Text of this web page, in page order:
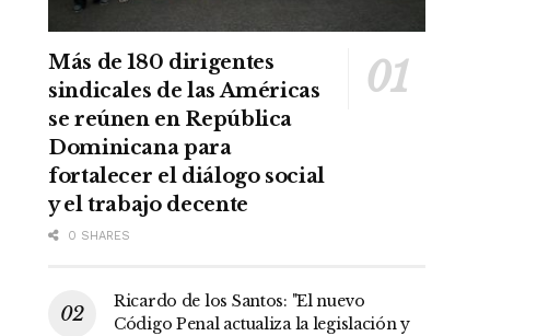
Más de 180 dirigentes
sindicales de las Américas
se reúnen en República
Dominicana para
fortalecer el diálogo social
y el trabajo decente
0 SHARES
Ricardo de los Santos: "El nuevo
Código Penal actualiza la legislación y